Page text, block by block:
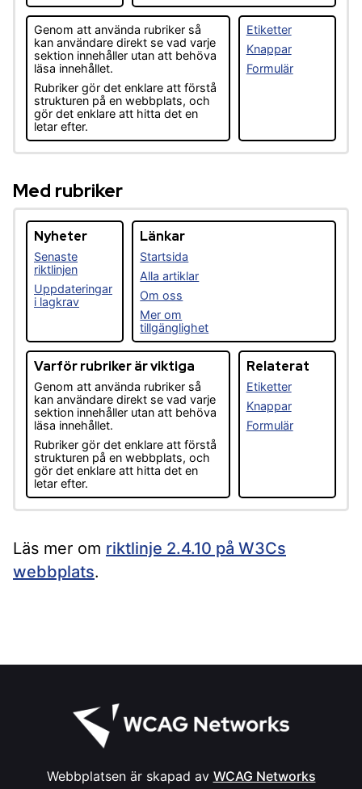
Genom att använda rubriker så
kan användare direkt se vad varje
sektion innehåller utan att behöva
läsa innehållet.
Rubriker gör det enklare att förstå
strukturen på en webbplats, och
gör det enklare att hitta det en
letar efter.
Etiketter
Knappar
Formulär
Med rubriker
Nyheter
Senaste
riktlinjen
Uppdateringar
i lagkrav
Länkar
Startsida
Alla artiklar
Om oss
Mer om
tillgänglighet
Varför rubriker är viktiga
Genom att använda rubriker så
kan användare direkt se vad varje
sektion innehåller utan att behöva
läsa innehållet.
Rubriker gör det enklare att förstå
strukturen på en webbplats, och
gör det enklare att hitta det en
letar efter.
Relaterat
Etiketter
Knappar
Formulär
Läs mer om riktlinje 2.4.10 på W3Cs
webbplats.
Webbplatsen är skapad av WCAG Networks